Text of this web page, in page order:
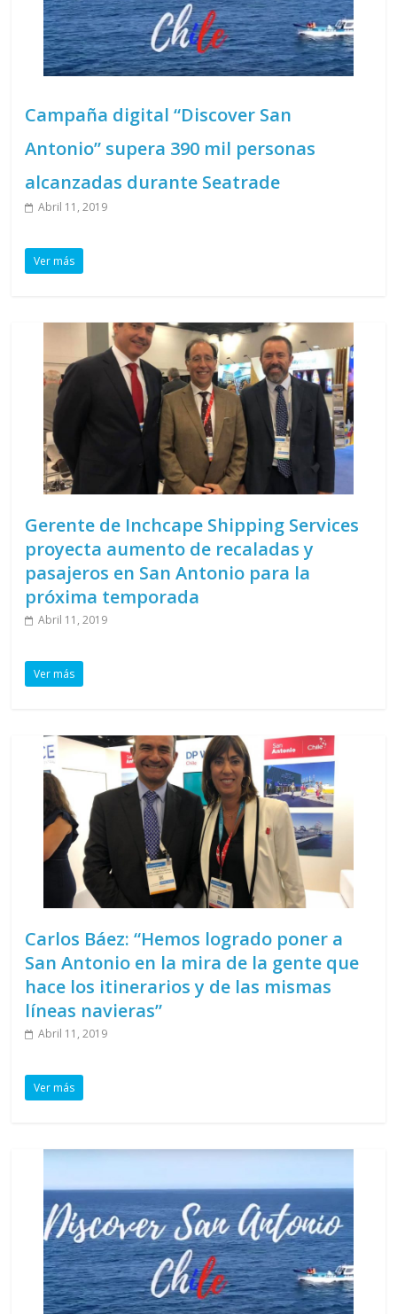
Campaña digital “Discover San
Antonio” supera 390 mil personas
alcanzadas durante Seatrade
Abril 11, 2019
Ver más
Gerente de Inchcape Shipping Services
proyecta aumento de recaladas y
pasajeros en San Antonio para la
próxima temporada
Abril 11, 2019
Ver más
Carlos Báez: “Hemos logrado poner a
San Antonio en la mira de la gente que
hace los itinerarios y de las mismas
líneas navieras”
Abril 11, 2019
Ver más